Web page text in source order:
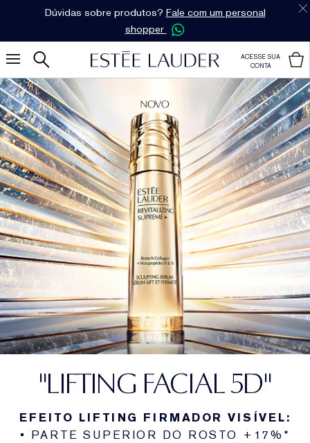
Dúvidas sobre produtos? Fale com um personal
shopper
ACESSE SUA
CONTA
"LIFTING FACIAL 5D"
EFEITO LIFTING FIRMADOR VISÍVEL:
• PARTE SUPERIOR DO ROSTO +17%*